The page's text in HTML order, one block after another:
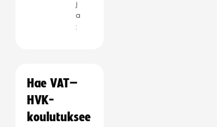
j
a
:
Hae VAT–
HVK-
koulutuksee